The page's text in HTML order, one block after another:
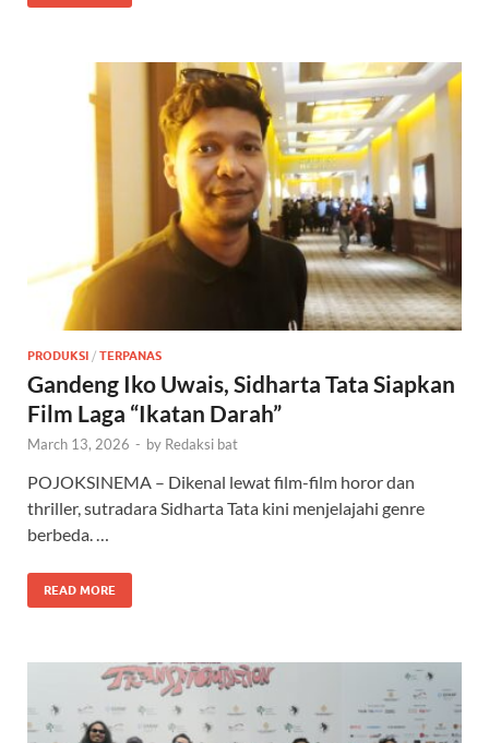
PRODUKSI / TERPANAS
Gandeng Iko Uwais, Sidharta Tata Siapkan
Film Laga “Ikatan Darah”
March 13, 2026 - by Redaksi bat
POJOKSINEMA – Dikenal lewat film-film horor dan
thriller, sutradara Sidharta Tata kini menjelajahi genre
berbeda. …
READ MORE